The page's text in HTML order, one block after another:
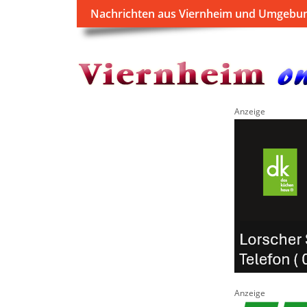
Nachrichten aus Viernheim und
Anzeige
Anzeige